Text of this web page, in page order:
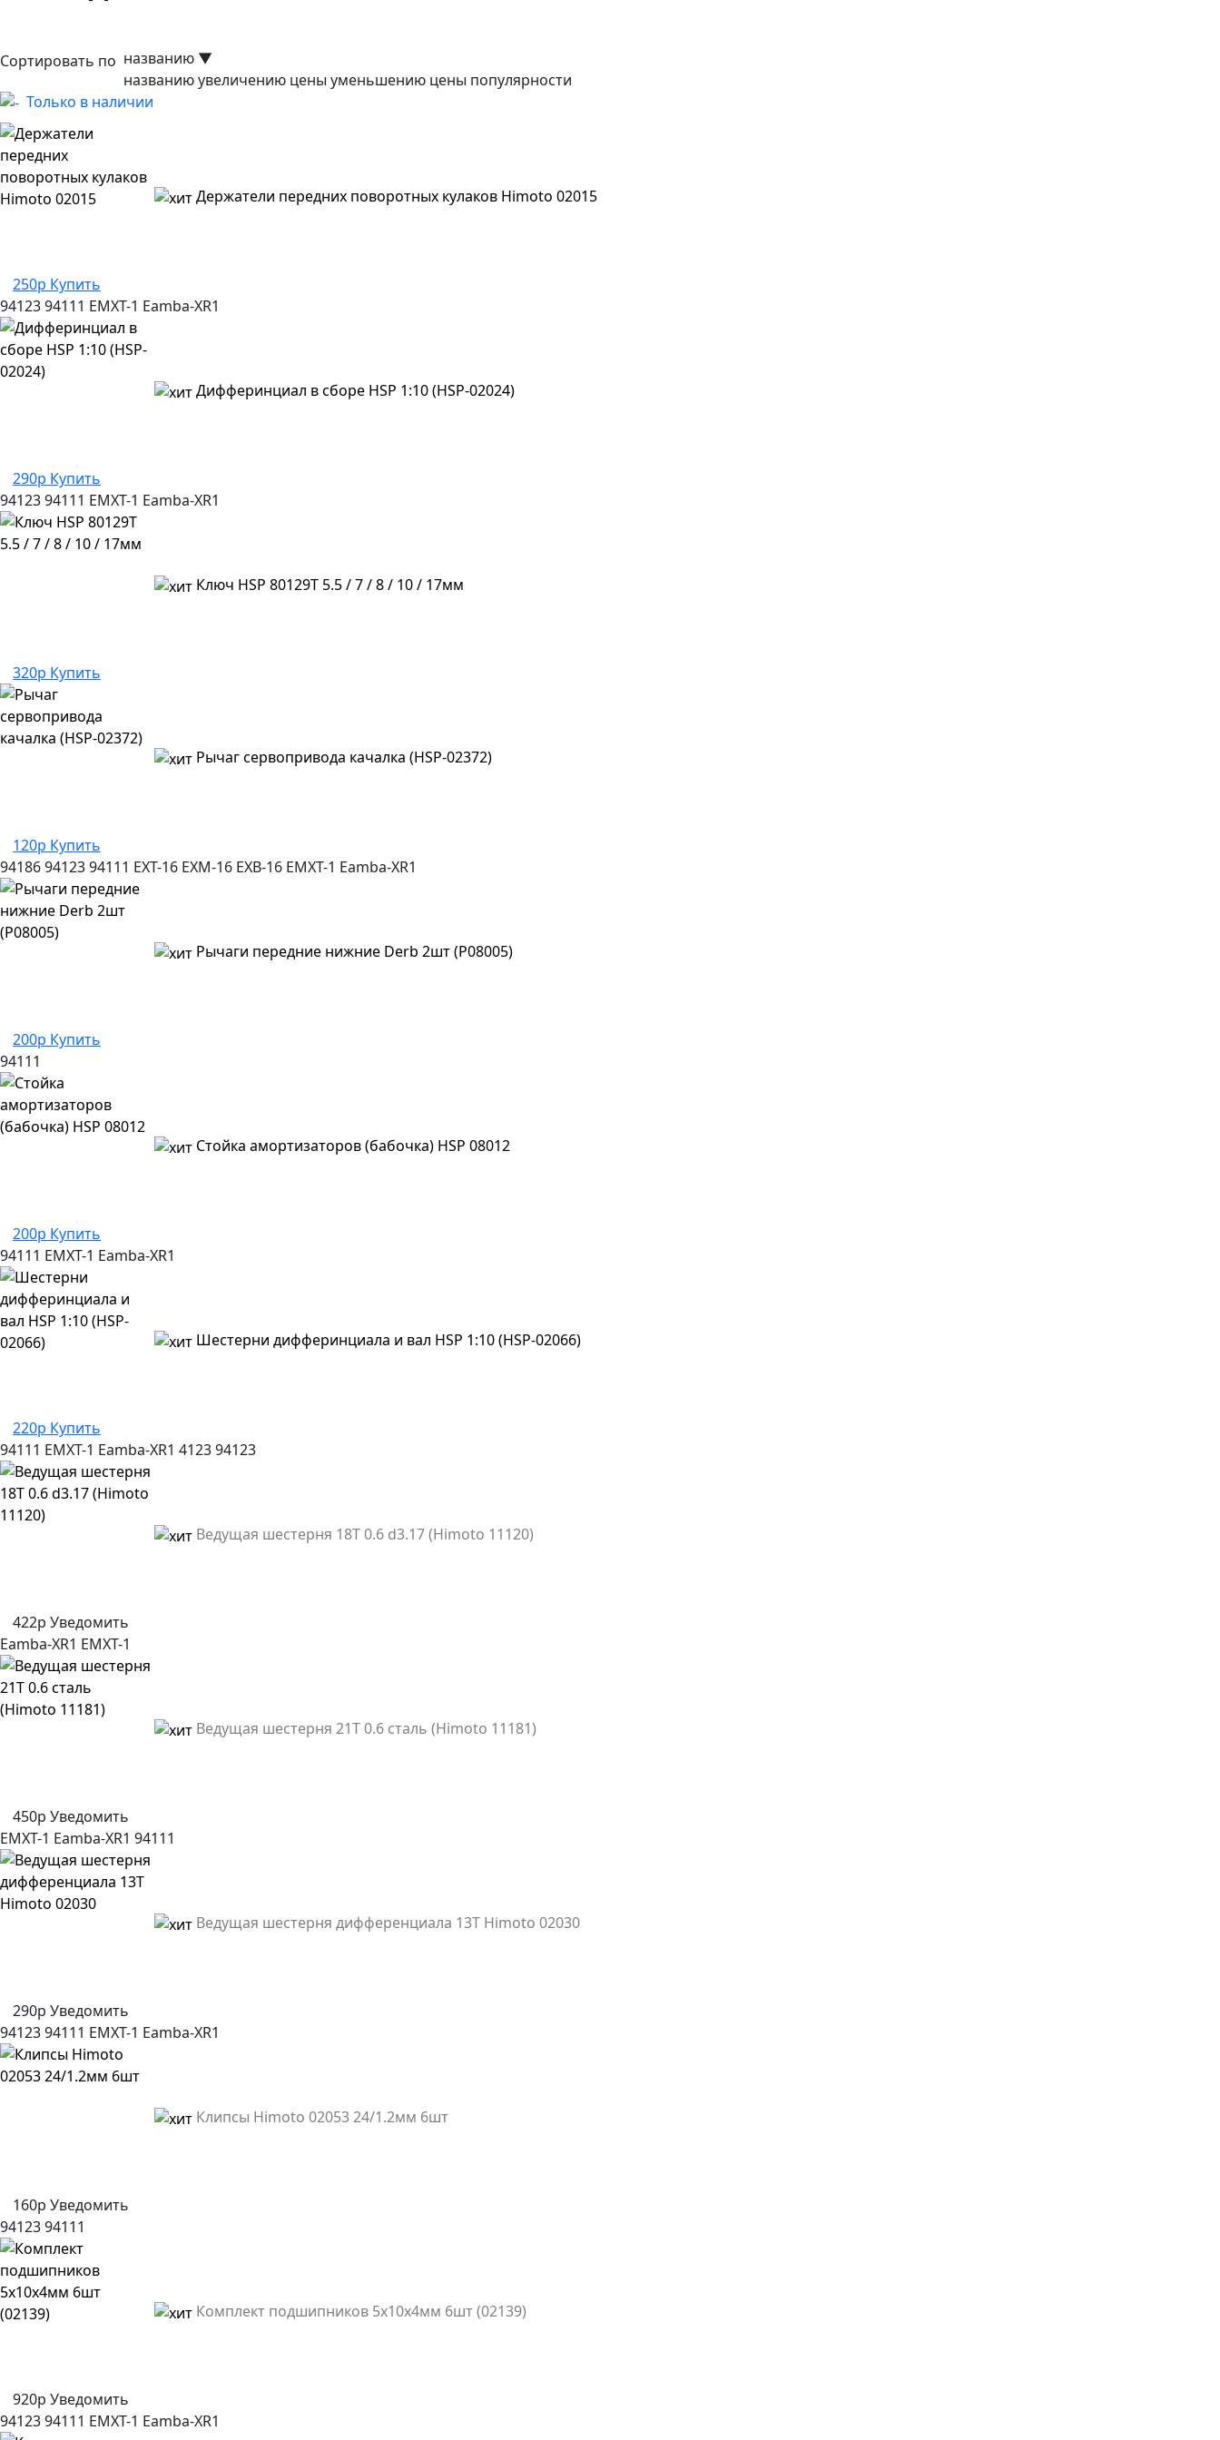
Сортировать по названию ▼
названиюувеличению цены уменьшению цены популярности
Только в наличии
Держатели передних поворотных кулаков Himoto 02015
250р Купить
9412394111 EMXT-1 Eamba-XR1
Дифферинциал в сборе HSP 1:10 (HSP-02024)
290р Купить
9412394111 EMXT-1 Eamba-XR1
Ключ HSP 80129T 5.5 / 7 / 8 / 10 / 17мм
320р Купить
Рычаг сервопривода качалка (HSP-02372)
120р Купить
941869412394111 EXT-16 EXM-16 EXB-16 EMXT-1 Eamba-XR1
Рычаги передние нижние Derb 2шт (P08005)
200р Купить
94111
Стойка амортизаторов (бабочка) HSP 08012
200р Купить
94111 EMXT-1 Eamba-XR1
Шестерни дифферинциала и вал HSP 1:10 (HSP-02066)
220р Купить
94111 EMXT-1 Eamba-XR1 412394123
Ведущая шестерня 18T 0.6 d3.17 (Himoto 11120)
422р Уведомить
Eamba-XR1 EMXT-1
Ведущая шестерня 21T 0.6 сталь (Himoto 11181)
450р Уведомить
EMXT-1 Eamba-XR1 94111
Ведущая шестерня дифференциала 13T Himoto 02030
290р Уведомить
9412394111 EMXT-1 Eamba-XR1
Клипсы Himoto 02053 24/1.2мм 6шт
160р Уведомить
9412394111
Комплект подшипников 5x10x4мм 6шт (02139)
920р Уведомить
9412394111 EMXT-1 Eamba-XR1